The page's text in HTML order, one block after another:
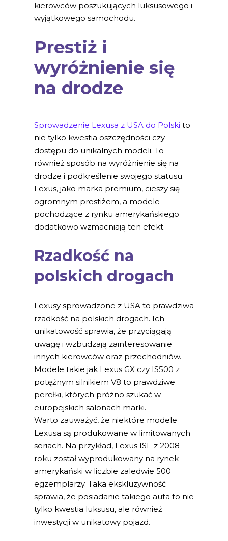
kierowców poszukujących luksusowego i
wyjątkowego samochodu.
Prestiż i
wyróżnienie się
na drodze
Sprowadzenie Lexusa z USA do Polski to
nie tylko kwestia oszczędności czy
dostępu do unikalnych modeli. To
również sposób na wyróżnienie się na
drodze i podkreślenie swojego statusu.
Lexus, jako marka premium, cieszy się
ogromnym prestiżem, a modele
pochodzące z rynku amerykańskiego
dodatkowo wzmacniają ten efekt.
Rzadkość na
polskich drogach
Lexusy sprowadzone z USA to prawdziwa
rzadkość na polskich drogach. Ich
unikatowość sprawia, że przyciągają
uwagę i wzbudzają zainteresowanie
innych kierowców oraz przechodniów.
Modele takie jak Lexus GX czy IS500 z
potężnym silnikiem V8 to prawdziwe
perełki, których próżno szukać w
europejskich salonach marki.
Warto zauważyć, że niektóre modele
Lexusa są produkowane w limitowanych
seriach. Na przykład, Lexus ISF z 2008
roku został wyprodukowany na rynek
amerykański w liczbie zaledwie 500
egzemplarzy. Taka ekskluzywność
sprawia, że posiadanie takiego auta to nie
tylko kwestia luksusu, ale również
inwestycji w unikatowy pojazd.